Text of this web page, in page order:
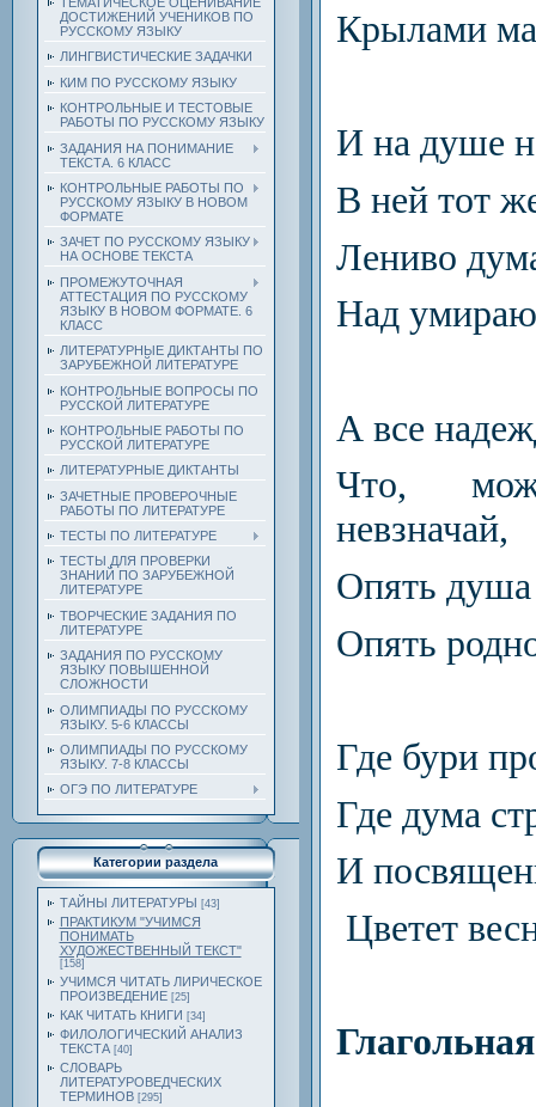
ДОСТИЖЕНИЙ УЧЕНИКОВ ПО
РУССКОМУ ЯЗЫКУ
ЛИНГВИСТИЧЕСКИЕ ЗАДАЧКИ
КИМ ПО РУССКОМУ ЯЗЫКУ
КОНТРОЛЬНЫЕ И ТЕСТОВЫЕ
РАБОТЫ ПО РУССКОМУ ЯЗЫКУ
ЗАДАНИЯ НА ПОНИМАНИЕ
ТЕКСТА. 6 КЛАСС
КОНТРОЛЬНЫЕ РАБОТЫ ПО
РУССКОМУ ЯЗЫКУ В НОВОМ
ФОРМАТЕ
ЗАЧЕТ ПО РУССКОМУ ЯЗЫКУ
НА ОСНОВЕ ТЕКСТА
ПРОМЕЖУТОЧНАЯ
АТТЕСТАЦИЯ ПО РУССКОМУ
ЯЗЫКУ В НОВОМ ФОРМАТЕ. 6
КЛАСС
ЛИТЕРАТУРНЫЕ ДИКТАНТЫ ПО
ЗАРУБЕЖНОЙ ЛИТЕРАТУРЕ
КОНТРОЛЬНЫЕ ВОПРОСЫ ПО
РУССКОЙ ЛИТЕРАТУРЕ
КОНТРОЛЬНЫЕ РАБОТЫ ПО
РУССКОЙ ЛИТЕРАТУРЕ
ЛИТЕРАТУРНЫЕ ДИКТАНТЫ
ЗАЧЕТНЫЕ ПРОВЕРОЧНЫЕ
РАБОТЫ ПО ЛИТЕРАТУРЕ
ТЕСТЫ ПО ЛИТЕРАТУРЕ
ТЕСТЫ ДЛЯ ПРОВЕРКИ
ЗНАНИЙ ПО ЗАРУБЕЖНОЙ
ЛИТЕРАТУРЕ
ТВОРЧЕСКИЕ ЗАДАНИЯ ПО
ЛИТЕРАТУРЕ
ЗАДАНИЯ ПО РУССКОМУ
ЯЗЫКУ ПОВЫШЕННОЙ
СЛОЖНОСТИ
ОЛИМПИАДЫ ПО РУССКОМУ
ЯЗЫКУ. 5-6 КЛАССЫ
ОЛИМПИАДЫ ПО РУССКОМУ
ЯЗЫКУ. 7-8 КЛАССЫ
ОГЭ ПО ЛИТЕРАТУРЕ
Категории раздела
ТАЙНЫ ЛИТЕРАТУРЫ [43]
ПРАКТИКУМ "УЧИМСЯ
ПОНИМАТЬ
ХУДОЖЕСТВЕННЫЙ ТЕКСТ"
[158]
УЧИМСЯ ЧИТАТЬ ЛИРИЧЕСКОЕ
ПРОИЗВЕДЕНИЕ [25]
КАК ЧИТАТЬ КНИГИ [34]
ФИЛОЛОГИЧЕСКИЙ АНАЛИЗ
ТЕКСТА [40]
СЛОВАРЬ
ЛИТЕРАТУРОВЕДЧЕСКИХ
ТЕРМИНОВ [295]
Крылами
И на душе
В ней тот
Лениво
Над
А все
Что,
невзначай,
Опять душа
Опять
Где бури
Где дума
И
Цветет